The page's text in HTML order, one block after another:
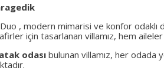
, modern mimarisi ve konfor odaklı
için tasarlanan villamız, hem
odasıbulunan villamız, her odada